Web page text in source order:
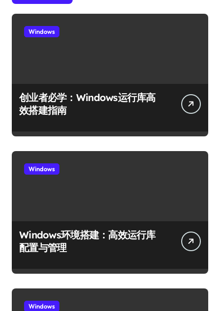
Windows
创业者必学：Windows运行库高
效搭建指南
Windows
Windows环境搭建：高效运行库
配置与管理
Windows